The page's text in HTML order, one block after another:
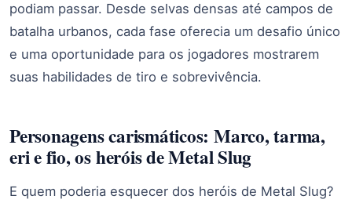
podiam passar. Desde selvas densas até campos de
batalha urbanos, cada fase oferecia um desafio único
e uma oportunidade para os jogadores mostrarem
suas habilidades de tiro e sobrevivência.
Personagens carismáticos: Marco, tarma,
eri e fio, os heróis de Metal Slug
E quem poderia esquecer dos heróis de Metal Slug?